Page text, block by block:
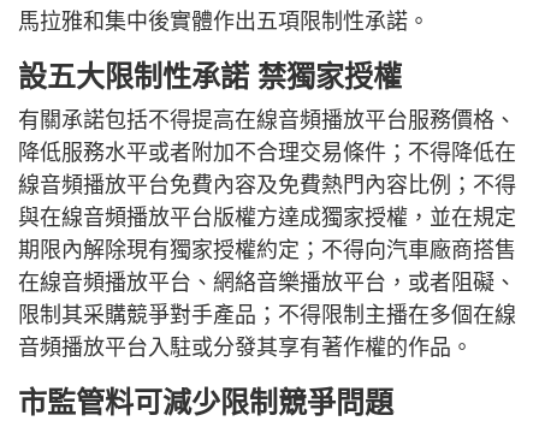
馬拉雅和集中後實體作出五項限制性承諾。
設五大限制性承諾 禁獨家授權
有關承諾包括不得提高在線音頻播放平台服務價格、
降低服務水平或者附加不合理交易條件；不得降低在
線音頻播放平台免費內容及免費熱門內容比例；不得
與在線音頻播放平台版權方達成獨家授權，並在規定
期限內解除現有獨家授權約定；不得向汽車廠商搭售
在線音頻播放平台、網絡音樂播放平台，或者阻礙、
限制其采購競爭對手產品；不得限制主播在多個在線
音頻播放平台入駐或分發其享有著作權的作品。
市監管料可減少限制競爭問題